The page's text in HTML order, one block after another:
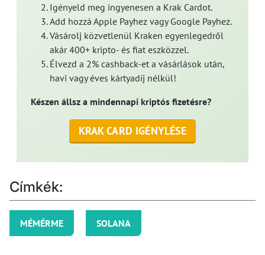
Igényeld meg ingyenesen a Krak Cardot.
Add hozzá Apple Payhez vagy Google Payhez.
Vásárolj közvetlenül Kraken egyenlegedről
akár 400+ kripto- és fiat eszközzel.
Élvezd a 2% cashback-et a vásárlások után,
havi vagy éves kártyadíj nélkül!
Készen állsz a mindennapi kriptós fizetésre?
KRAK CARD IGÉNYLÉSE
Címkék:
MÉMÉRME SOLANA